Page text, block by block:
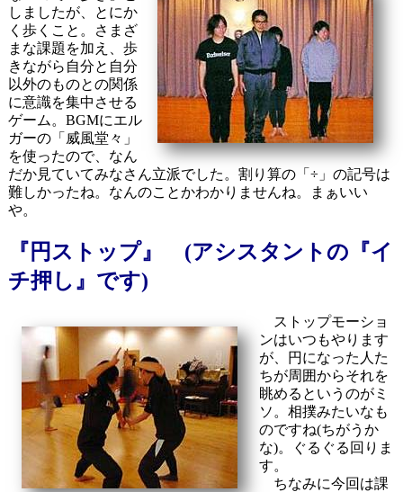
しましたが、とにか
く歩くこと。さまざ
まな課題を加え、歩
きながら自分と自分
以外のものとの関係
に意識を集中させる
ゲーム。BGMにエル
ガーの「威風堂々」
を使ったので、なん
だか見ていてみなさん立派でした。割り算の「÷」の記号は
難しかったね。なんのことかわかりませんね。まぁいい
や。
『円ストップ』 (アシスタントの『イ
チ押し』です)
ストップモーショ
ンはいつもやります
が、円になった人た
ちが周囲からそれを
眺めるというのがミ
ソ。相撲みたいなも
のですね(ちがうか
な)。ぐるぐる回りま
す。
ちなみに今回は課